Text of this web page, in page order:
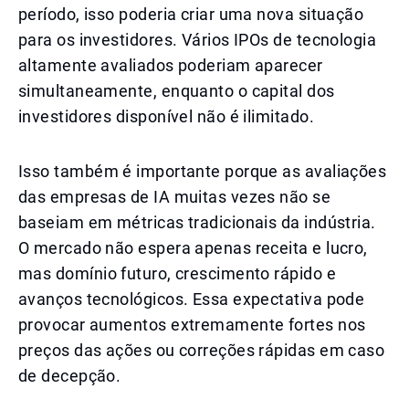
período, isso poderia criar uma nova situação
para os investidores. Vários IPOs de tecnologia
altamente avaliados poderiam aparecer
simultaneamente, enquanto o capital dos
investidores disponível não é ilimitado.
Isso também é importante porque as avaliações
das empresas de IA muitas vezes não se
baseiam em métricas tradicionais da indústria.
O mercado não espera apenas receita e lucro,
mas domínio futuro, crescimento rápido e
avanços tecnológicos. Essa expectativa pode
provocar aumentos extremamente fortes nos
preços das ações ou correções rápidas em caso
de decepção.